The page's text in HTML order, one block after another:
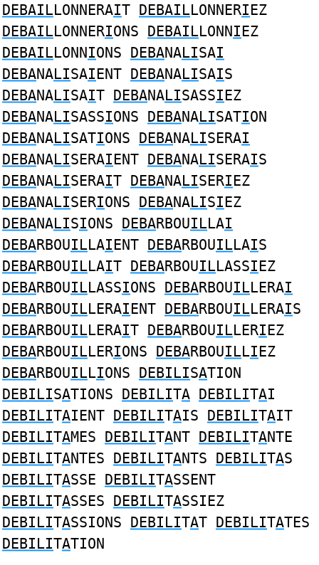
DEBAILLONNERAIT DEBAILLONNERIEZ
DEBAILLONNERIONS DEBAILLONNIEZ
DEBAILLONNIONS DEBANALISAI
DEBANALISAIENT DEBANALISAIS
DEBANALISAIT DEBANALISASSIEZ
DEBANALISASSIONS DEBANALISATION
DEBANALISATIONS DEBANALISERAI
DEBANALISERAIENT DEBANALISERAIS
DEBANALISERAIT DEBANALISERIEZ
DEBANALISERIONS DEBANALISIEZ
DEBANALISIONS DEBARBOUILLAI
DEBARBOUILLAIENT DEBARBOUILLAIS
DEBARBOUILLAIT DEBARBOUILLASSIEZ
DEBARBOUILLASSIONS DEBARBOUILLERAI
DEBARBOUILLERAIENT DEBARBOUILLERAIS
DEBARBOUILLERAIT DEBARBOUILLERIEZ
DEBARBOUILLERIONS DEBARBOUILLIEZ
DEBARBOUILLIONS DEBILISATION
DEBILISATIONS DEBILITA DEBILITAI
DEBILITAIENT DEBILITAIS DEBILITAIT
DEBILITAMES DEBILITANT DEBILITANTE
DEBILITANTES DEBILITANTS DEBILITAS
DEBILITASSE DEBILITASSENT
DEBILITASSES DEBILITASSIEZ
DEBILITASSIONS DEBILITAT DEBILITATES
DEBILITATION